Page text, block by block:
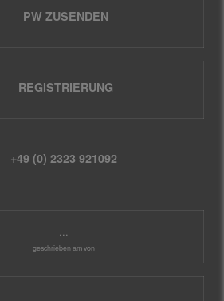
PW ZUSENDEN
REGISTRIERUNG
+49 (0) 2323 921092
...
geschrieben am von